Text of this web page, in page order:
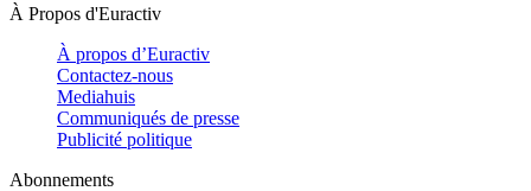
À Propos d'Euractiv
À propos d’Euractiv
Contactez-nous
Mediahuis
Communiqués de presse
Publicité politique
Abonnements